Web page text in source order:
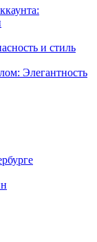
и стиль
Элегантность